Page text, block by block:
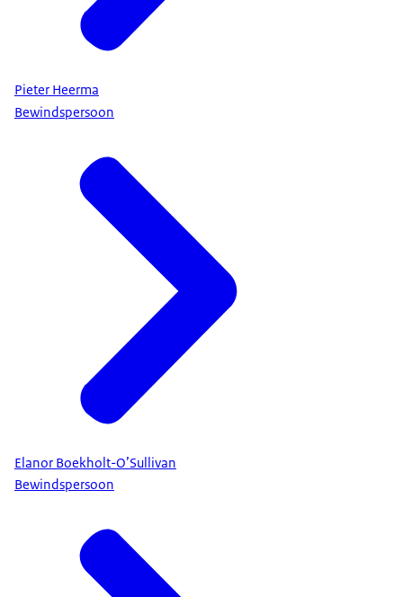
Pieter Heerma
Bewindspersoon
Elanor Boekholt-O’Sullivan
Bewindspersoon